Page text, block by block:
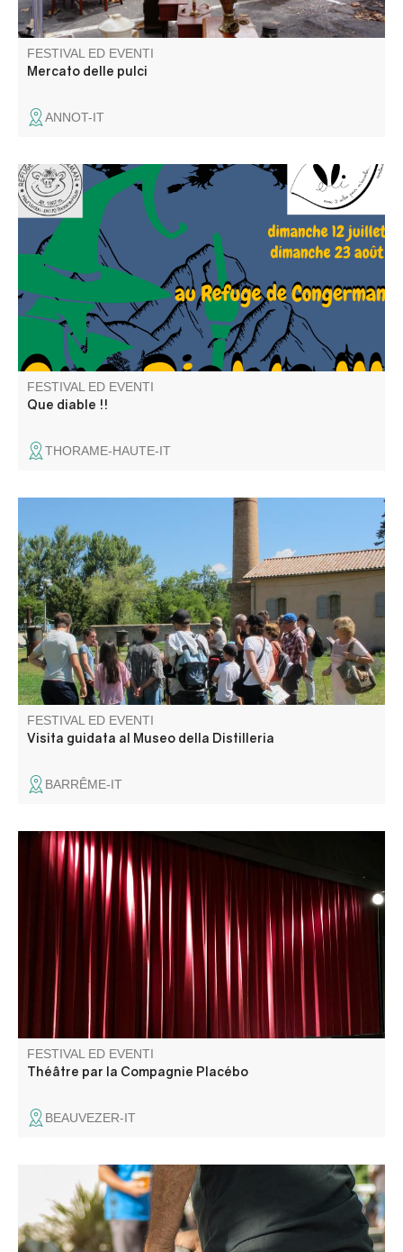
FESTIVAL ED EVENTI
Mercato delle pulci
ANNOT-IT
Elli la conteuse et l'équipe du refuge vous proposent une
repas contes ou un café gourmand contes. Balade
recommandée aux bons marcheurs
FESTIVAL ED EVENTI
Que diable !!
THORAME-HAUTE-IT
Partecipate a una visita guidata e scoprite la storia di
questa ex distilleria di lavanda pregiata, costruita nel 1905
dall'azienda tedesca Schimmel. Una testimonianza unica
di un passato legato all'industria dei profumi, fiorente a
metà del XX secolo.
FESTIVAL ED EVENTI
Visita guidata al Museo della Distilleria
BARRÊME-IT
La Compagnie Placebo présente "Une heure et demie de
retard".
FESTIVAL ED EVENTI
Théâtre par la Compagnie Placébo
BEAUVEZER-IT
Concorso organizzato dal Comitato delle feste.